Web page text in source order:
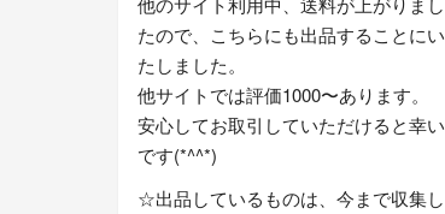
たので、こちらにも出品することにい
たしました。
他サイトでは評価1000〜あります。
安心してお取引していただけると幸い
です(*^^*)
☆出品しているものは、今まで収集し